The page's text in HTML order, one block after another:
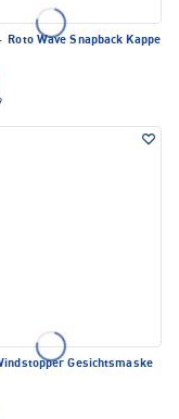
· Roto Wave Snapback Kappe
Gesichtsmaske